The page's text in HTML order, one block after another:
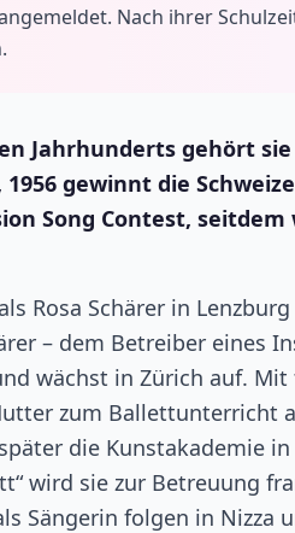
Nach ihrer
Jahrhunderts gehört
gewinnt die
Song Contest, seitdem
Rosa Schärer in
– dem Betreiber eines
wächst in Zürich auf.
zum Ballettunterricht
die Kunstakademie
wird sie zur Betreuung
Sängerin folgen in Nizza